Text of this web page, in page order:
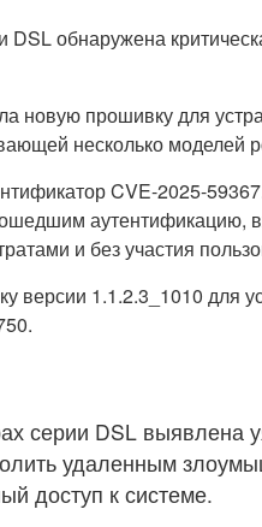
новую прошивку для
несколько моделей
CVE-2025-
аутентификацию,
и без участия
версии 1.1.2.3_1010 для
серии DSL выявлена
удаленным
доступ к системе.